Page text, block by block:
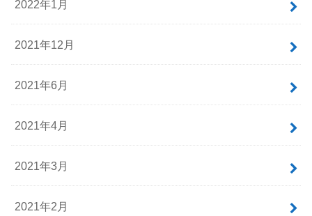
2022年1月
2021年12月
2021年6月
2021年4月
2021年3月
2021年2月